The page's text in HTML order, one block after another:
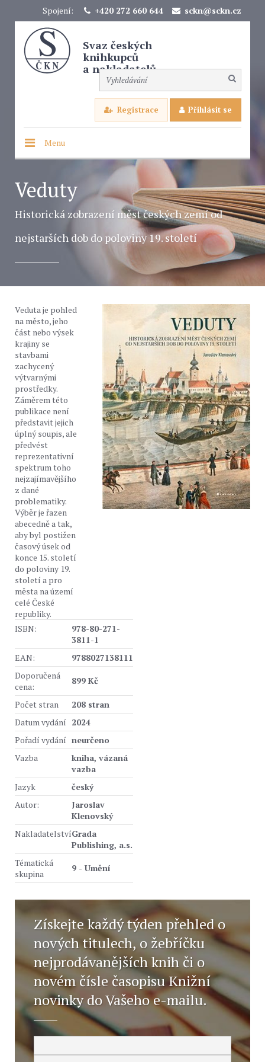
Spojení: +420 272 660 644 sckn@sckn.cz
Svaz českých
knihkupců
a nakladatelů
Registrace Přihlásit se
Menu
Veduty
Historická zobrazení měst českých zemí od
nejstarších dob do poloviny 19. století
Veduta je pohled
na město, jeho
část nebo výsek
krajiny se
stavbami
zachycený
výtvarnými
prostředky.
Záměrem této
publikace není
představit jejich
úplný soupis, ale
předvést
reprezentativní
spektrum toho
nejzajímavějšího
z dané
problematiky.
Výběr je řazen
abecedně a tak,
aby byl postižen
časový úsek od
konce 15. století
do poloviny 19.
století a pro
města na území
celé České
republiky.
ISBN:
978-80-271-
3811-1
EAN:
9788027138111
Doporučená
cena:
899 Kč
Počet stran
208 stran
Datum vydání 2024
Pořadí vydání neurčeno
Vazba
kniha, vázaná
vazba
Jazyk
český
Autor:
Jaroslav
Klenovský
NakladatelstvíGrada
Publishing, a.s.
Tématická
skupina
9 - Umění
Získejte každý týden přehled o
nových titulech, o žebříčku
nejprodávanějších knih či o
novém čísle časopisu Knižní
novinky do Vašeho e-mailu.